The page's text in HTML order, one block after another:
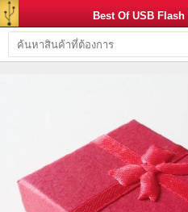
Best Of USB